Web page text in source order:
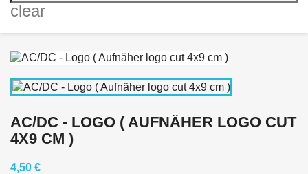
clear
AC/DC - LOGO ( AUFNÄHER LOGO CUT
4X9 CM )
4,50 €